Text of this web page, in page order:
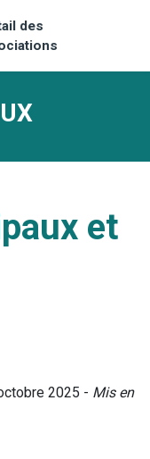
des
et
2025 - Mis en